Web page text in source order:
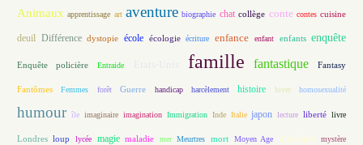
Animaux apprentissage art aventure biographie chat collège conte contes cuisine
deuil Différence dystopie école écologie écriture enfance enfant enfants enquête
Enquête policière Entraide famille fantastique Fantasy
Fantômes Femmes forêt Guerre handicap harcèlement histoire hiver homosexualité
humour île imaginaire imagination Immigration Inde Italie japon lecture liberté livre
Londres loup lycée magie maladie mer Meurtres mort Moyen Age musique mystère